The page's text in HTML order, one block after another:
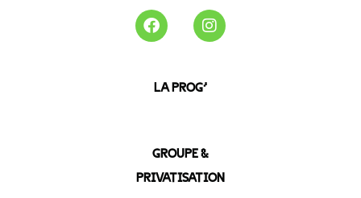
LA PROG’
GROUPE &
PRIVATISATION